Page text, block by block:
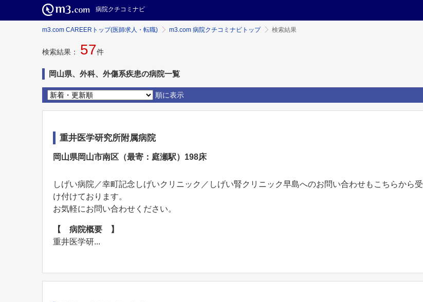
病院クチコミナビ
m3.com CAREERトップ(医師求人・転職) m3.com 病院クチコミナビトップ 検索結果
検索結果： 57件
岡山県、外科、外傷系疾患の病院一覧
順に表示
重井医学研究所附属病院
岡山県岡山市南区（最寄：庭瀬駅）198床
しげい病院／幸町記念しげいクリニック／しげい腎クリニック早島へのお問い合わせもこちらから受
け付けております。
お気軽にお問い合わせください。
【 病院概要 】
重井医学研...